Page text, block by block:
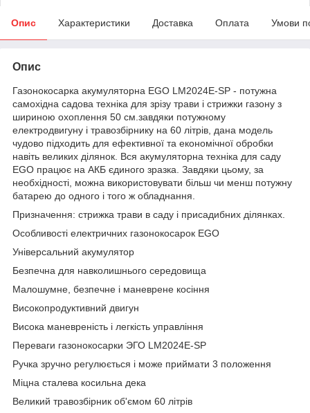
Опис Характеристики Доставка Оплата Умови
Опис
Газонокосарка акумуляторна EGO LM2024E-SP - потужна
самохідна садова техніка для зрізу трави і стрижки газону з
шириною охоплення 50 см.завдяки потужному
електродвигуну і травозбірнику на 60 літрів, дана модель
чудово підходить для ефективної та економічної обробки
навіть великих ділянок. Вся акумуляторна техніка для саду
EGO працює на АКБ єдиного зразка. Завдяки цьому, за
необхідності, можна використовувати більш чи менш потужну
батарею до одного і того ж обладнання.
Призначення: стрижка трави в саду і присадибних ділянках.
Особливості електричних газонокосарок EGO
Універсальний акумулятор
Безпечна для навколишнього середовища
Малошумне, безпечне і маневрене косіння
Високопродуктивний двигун
Висока маневреність і легкість управління
Переваги газонокосарки ЭГО LM2024E-SP
Ручка зручно регулюється і може приймати 3 положення
Міцна сталева косильна дека
Великий травозбірник об'ємом 60 літрів